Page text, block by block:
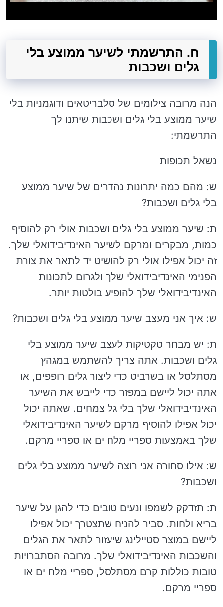
ח. התרשמתי לשיער ממוצע בלי
גלים ושכבות
הנה מרובה צילומים של סלבריטאים ודוגמניות בלי
שיער ממוצע בלי גלים ושכבות שיתנו לך
התרשמתי:
נשאל תכופות
ש: מהם כמה יתרונות נהדרים של שיער ממוצע
בלי גלים ושכבות?
ת: שיער ממוצע בלי גלים ושכבות אולי רק להוסיף
כמות, מבקרים ומרקם לשיער האינדיבידואלי שלך.
זה יכול אפילו אולי רק להושיט יד לתאר את צורת
הפנימי האינדיבידואלי שלך ולגרום לתכונות
האינדיבידואלי שלך להופיע בולטות יותר.
ש: איך אני מעצב שיער ממוצע בלי גלים ושכבות?
ת: יש מבחר טקטיקות לעצב שיער ממוצע בלי
גלים ושכבות. אתה צריך להשתמש במגהץ
מסתלסל או בשרביט כדי ליצור גלים רופפים, או
אתה יכול ליישם במפזר כדי לייבש את השיער
האינדיבידואלי שלך בלי גל צמחים. שאתה יכול
יכול אפילו להוסיף מרקם לשיער האינדיבידואלי
שלך באמצעות ספריי מלח ים או ספריי מרקם.
ש: אילו סחורה אני רוצה לשיער ממוצע בלי גלים
ושכבות?
ת: תזדקק לשמפו ונעים טובים כדי להגן על שיער
בריא ולחות. סביר להניח שתצטרך יכול אפילו
ליישם במוצר סטיילינג שיעזור לתאר את הגלים
והשכבות האינדיבידואלי שלך. מרובה הסתברויות
טובות כוללות קרם מסתלסל, ספריי מלח ים או
ספריי מרקם.